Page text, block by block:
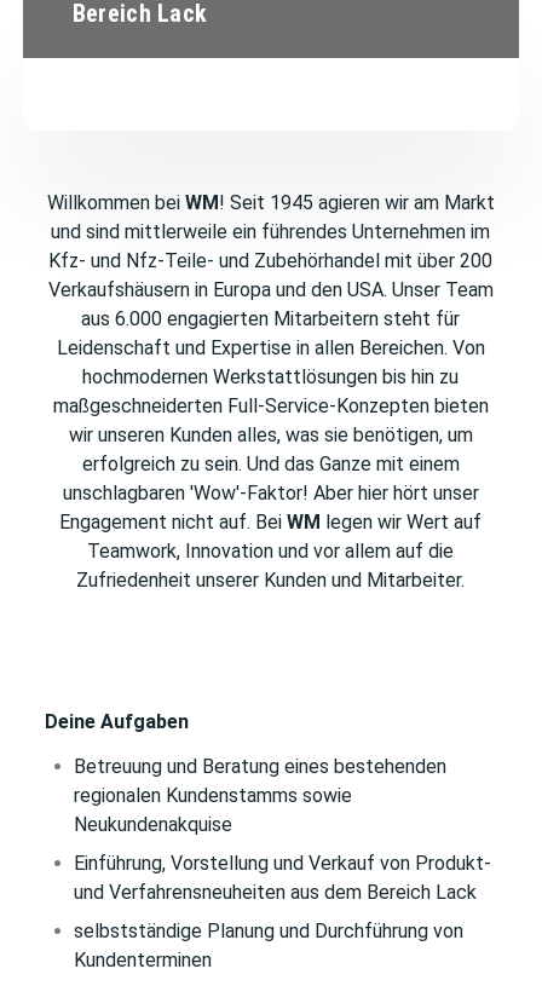
Bereich Lack
Willkommen bei WM! Seit 1945 agieren wir am Markt
und sind mittlerweile ein führendes Unternehmen im
Kfz- und Nfz-Teile- und Zubehörhandel mit über 200
Verkaufshäusern in Europa und den USA. Unser Team
aus 6.000 engagierten Mitarbeitern steht für
Leidenschaft und Expertise in allen Bereichen. Von
hochmodernen Werkstattlösungen bis hin zu
maßgeschneiderten Full-Service-Konzepten bieten
wir unseren Kunden alles, was sie benötigen, um
erfolgreich zu sein. Und das Ganze mit einem
unschlagbaren 'Wow'-Faktor! Aber hier hört unser
Engagement nicht auf. BeiWM legen wir Wert auf
Teamwork, Innovation und vor allem auf die
Zufriedenheit unserer Kunden und Mitarbeiter.
Deine Aufgaben
Betreuung und Beratung eines bestehenden
regionalen Kundenstamms sowie
Neukundenakquise
Einführung, Vorstellung und Verkauf von Produkt-
und Verfahrensneuheiten aus dem Bereich Lack
selbstständige Planung und Durchführung von
Kundenterminen